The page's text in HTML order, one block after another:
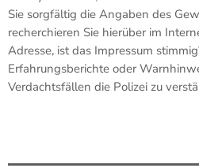
Sie sorgfältig die Angaben des
recherchieren Sie hierüber im
Adresse, ist das Impressum
Erfahrungsberichte oder
Verdachtsfällen die Polizei zu